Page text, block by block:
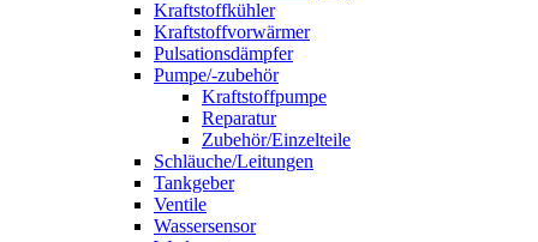
Kraftstoffkühler
Kraftstoffvorwärmer
Pulsationsdämpfer
Pumpe/-zubehör
Kraftstoffpumpe
Reparatur
Zubehör/Einzelteile
Schläuche/Leitungen
Tankgeber
Ventile
Wassersensor